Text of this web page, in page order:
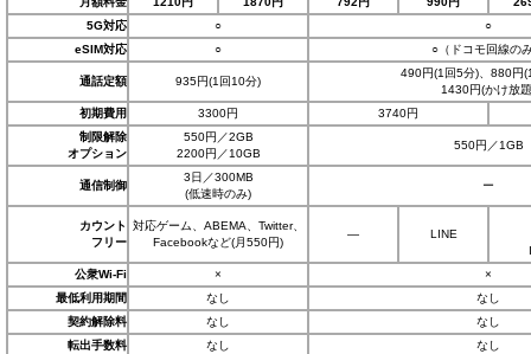
5G対応
○
○
eSIM対応
○ ○（ドコモ回線の
通話定額 935円(1回10分)
490円(1回5分)、880円
1430円(かけ放
初期費用
3300円
3740円
制限解除
オプション
550円／2GB
2200円／10GB
550円／1GB
通信制御
3日／300MB
(低速時のみ)
ー
カウント
フリー
対応ゲーム、ABEMA、Twitter、
Facebookなど(月550円)
―
LINE
公衆Wi-Fi
×
×
最低利用期間
なし
なし
契約解除料
なし
なし
転出手数料
なし
なし